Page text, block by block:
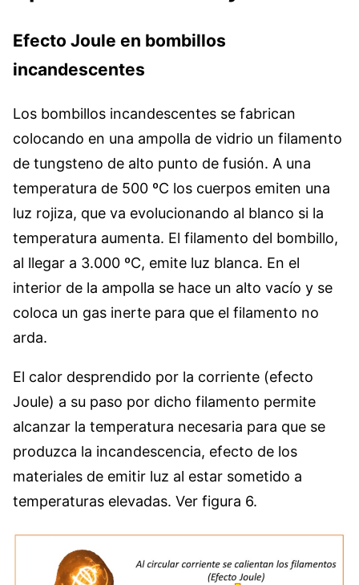
Efecto Joule en bombillos
incandescentes
Los bombillos incandescentes se fabrican
colocando en una ampolla de vidrio un filamento
de tungsteno de alto punto de fusión. A una
temperatura de 500 ºC los cuerpos emiten una
luz rojiza, que va evolucionando al blanco si la
temperatura aumenta. El filamento del bombillo,
al llegar a 3.000 ºC, emite luz blanca. En el
interior de la ampolla se hace un alto vacío y se
coloca un gas inerte para que el filamento no
arda.
El calor desprendido por la corriente (efecto
Joule) a su paso por dicho filamento permite
alcanzar la temperatura necesaria para que se
produzca la incandescencia, efecto de los
materiales de emitir luz al estar sometido a
temperaturas elevadas. Ver figura 6.